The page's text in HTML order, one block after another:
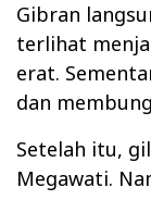
Gibran
terlihat
erat.
dan
Setelah itu,
Megawati.